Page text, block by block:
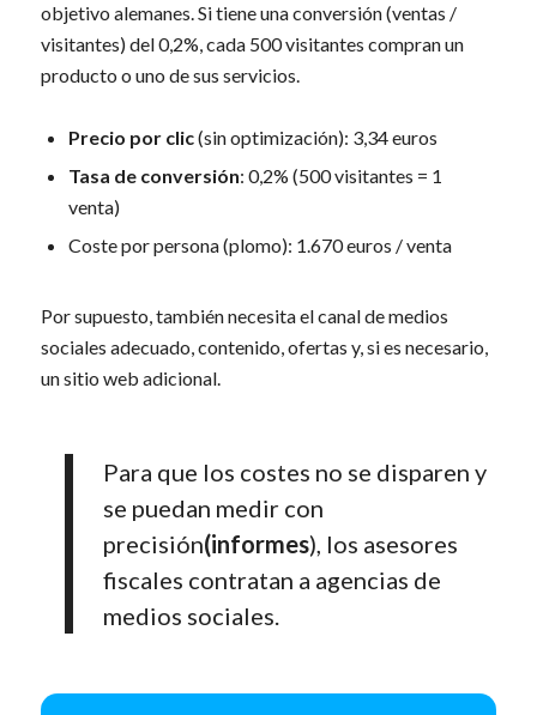
objetivo alemanes. Si tiene una conversión (ventas /
visitantes) del 0,2%, cada 500 visitantes compran un
producto o uno de sus servicios.
Precio por clic(sin optimización): 3,34 euros
Tasa de conversión: 0,2% (500 visitantes = 1
venta)
Coste por persona (plomo): 1.670 euros / venta
Por supuesto, también necesita el canal de medios
sociales adecuado, contenido, ofertas y, si es necesario,
un sitio web adicional.
Para que los costes no se disparen y
se puedan medir con
precisión(informes), los asesores
fiscales contratan a agencias de
medios sociales.